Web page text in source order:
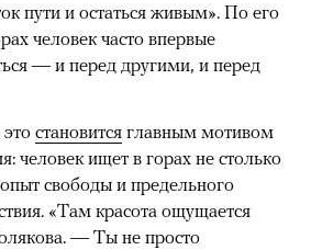
пути и остаться живым». По его
человек часто впервые
— и перед другими, и перед
становится главным мотивом
человек ищет в горах не столько
свободы и предельного
«Там красота ощущается
— Ты не просто